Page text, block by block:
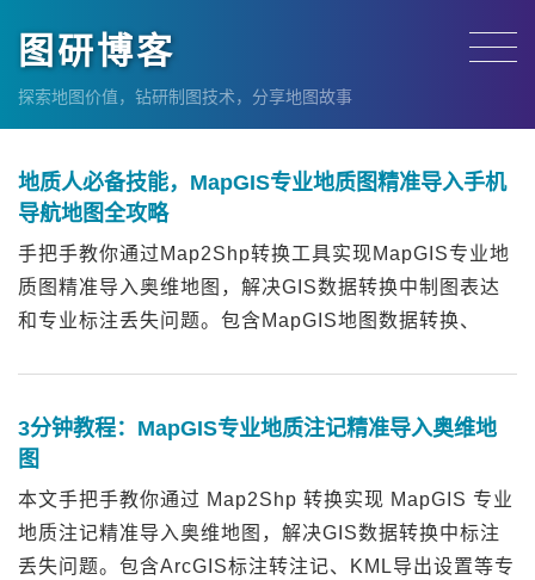
图研博客
探索地图价值，钻研制图技术，分享地图故事
地质人必备技能，MapGIS专业地质图精准导入手机
导航地图全攻略
手把手教你通过Map2Shp转换工具实现MapGIS专业地
质图精准导入奥维地图，解决GIS数据转换中制图表达
和专业标注丢失问题。包含MapGIS地图数据转换、
3分钟教程：MapGIS专业地质注记精准导入奥维地
图
本文手把手教你通过 Map2Shp 转换实现 MapGIS 专业
地质注记精准导入奥维地图，解决GIS数据转换中标注
丢失问题。包含ArcGIS标注转注记、KML导出设置等专